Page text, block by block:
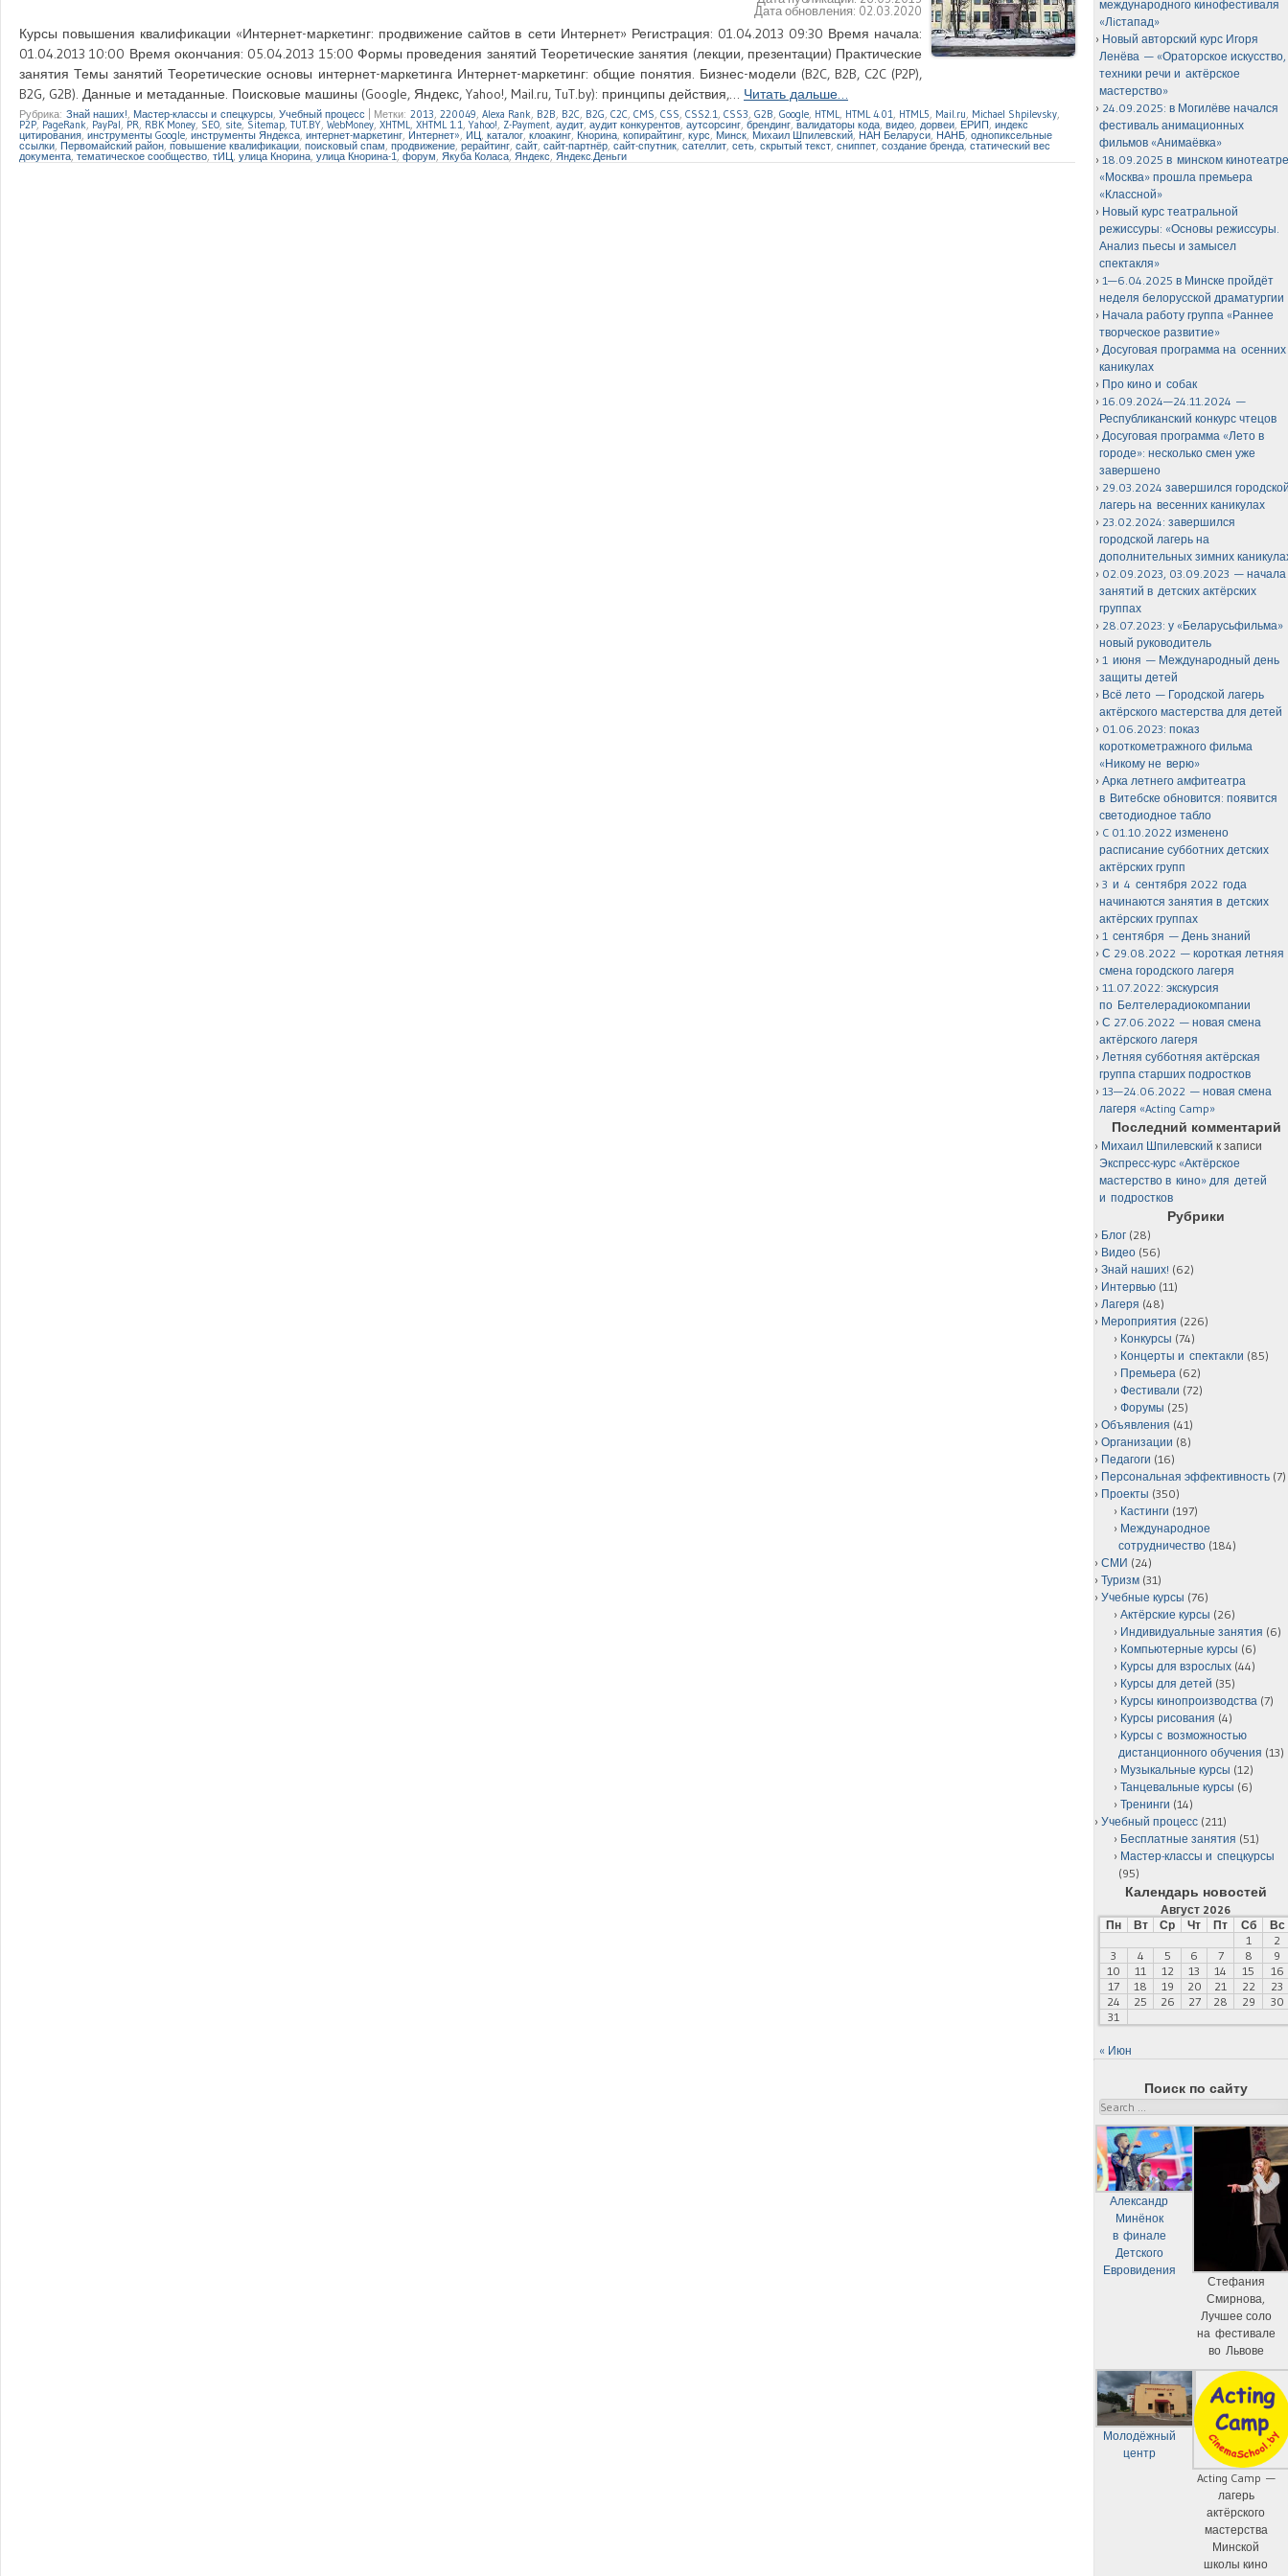
Дата обновления: 02.03.2020
Курсы повышения квалификации «Интернет-маркетинг: продвижение сайтов в сети Интернет» Регистрация: 01.04.2013 09:30 Время начала:
01.04.2013 10:00 Время окончания: 05.04.2013 15:00 Формы проведения занятий Теоретические занятия (лекции, презентации) Практические
занятия Темы занятий Теоретические основы интернет-маркетинга Интернет-маркетинг: общие понятия. Бизнес-модели (B2C, B2B, C2C (P2P),
B2G, G2B). Данные и метаданные. Поисковые машины (Google, Яндекс, Yahoo!, Mail.ru, TuT.by): принципы действия,… Читать дальше…
Рубрика: Знай наших! Мастер-классы и спецкурсы Учебный процесс Метки: 2013 220049 Alexa Rank B2B B2C B2G C2C CMS CSS CSS2.1 CSS3 G2B Google HTML HTML 4.01 HTML5 Mail.ru Michael Shpilevsky
P2P, PageRank PayPal PR RBK Money SEO site, Sitemap TUT.BY WebMoney XHTML XHTML 1.1 ,Yahoo! Z-Payment аудит аудит конкурентов аутсорсинг брендинг ,валидаторы кода видео дорвеи ЕРИП индекс
цитирования ,инструменты Google инструменты Яндекса интернет-маркетинг Интернет» , ИЦ каталог, клоакинг, Кнорина копирайтинг курс ,Минск Михаил Шпилевский НАН Беларуси, НАНБ однопиксельные
ссылки Первомайский район повышение квалификации, поисковый спам продвижение ,рерайтинг сайт сайт-партнёр сайт-спутник сателлит сеть скрытый текст сниппет создание бренда, статический вес
документа ,тематическое сообщество тИЦ улица Кнорина улица Кнорина-1, форум Якуба Коласа, Яндекс Яндекс.Деньги
международного кинофестиваля
«Лiстапад»
Новый авторский курс Игоря
Ленёва — «Ораторское искусство,
техники речи и актёрское
мастерство»
24.09.2025: в Могилёве начался
фестиваль анимационных
фильмов «Анимаёвка»
18.09.2025 в минском
«Москва» прошла премьера
«Классной»
Новый курс театральной
режиссуры: «Основы режиссуры.
Анализ пьесы и замысел
спектакля»
1—6.04.2025 в Минске пройдёт
неделя белорусской драматургии
Начала работу группа «Раннее
творческое развитие»
Досуговая программа на осенних
каникулах
Про кино и собак
16.09.2024—24.11.2024 —
Республиканский конкурс чтецов
Досуговая программа «Лето в
городе»: несколько смен уже
завершено
29.03.2024 завершился
лагерь на весенних каникулах
23.02.2024: завершился
городской лагерь на
дополнительных зимних
02.09.2023, 03.09.2023 — начала
занятий в детских актёрских
группах
28.07.2023: у «Беларусьфильма»
новый руководитель
1 июня — Международный день
защиты детей
Всё лето — Городской лагерь
актёрского мастерства для детей
01.06.2023: показ
короткометражного фильма
«Никому не верю»
Арка летнего амфитеатра
в Витебске обновится: появится
светодиодное табло
C 01.10.2022 изменено
расписание субботних детских
актёрских групп
3 и 4 сентября 2022 года
начинаются занятия в детских
актёрских группах
1 сентября — День знаний
С 29.08.2022 — короткая летняя
смена городского лагеря
11.07.2022: экскурсия
по Белтелерадиокомпании
С 27.06.2022 — новая смена
актёрского лагеря
Летняя субботняя актёрская
группа старших подростков
13—24.06.2022 — новая смена
лагеря «Acting Camp»
Последний комментарий
Михаил Шпилевский к записи
Экспресс-курс «Актёрское
мастерство в кино» для детей
и подростков
Рубрики
Блог (28)
Видео (56)
Знай наших! (62)
Интервью (11)
Лагеря (48)
Мероприятия (226)
Конкурсы (74)
Концерты и спектакли (85)
Премьера (62)
Фестивали (72)
Форумы (25)
Объявления (41)
Организации (8)
Педагоги (16)
Персональная эффективность (7)
Проекты (350)
Кастинги (197)
Международное
сотрудничество (184)
СМИ (24)
Туризм (31)
Учебные курсы (76)
Актёрские курсы (26)
Индивидуальные занятия (6)
Компьютерные курсы (6)
Курсы для взрослых (44)
Курсы для детей (35)
Курсы кинопроизводства (7)
Курсы рисования (4)
Курсы с возможностью
дистанционного обучения (13)
Музыкальные курсы (12)
Танцевальные курсы (6)
Тренинги (14)
Учебный процесс (211)
Бесплатные занятия (51)
Мастер-классы и спецкурсы
(95)
Календарь новостей
Август 2026
Пн
Вт Ср Чт Пт Сб
Вс
1
2
3
4 5 6 7 8
9
10
11 12 13 14 15
16
17
18 19 20 21 22
23
24
25 26 27 28 29
30
31
« Июн
Поиск по сайту
Search
Александр
Минёнок
в финале
Детского
Евровидения
Стефания
Смирнова,
Лучшее соло
на фестивале
во Львове
Молодёжный
центр
Acting Camp —
лагерь
актёрского
мастерства
Минской
школы кино